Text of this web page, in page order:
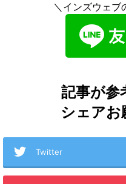
＼インズウェブ
記事が参
シェアお
Twitter